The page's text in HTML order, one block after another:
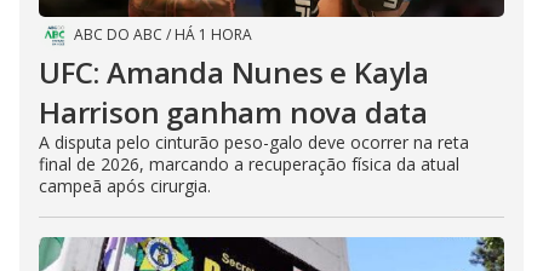
ABC DO ABC / HÁ 1 HORA
UFC: Amanda Nunes e Kayla
Harrison ganham nova data
A disputa pelo cinturão peso-galo deve ocorrer na reta
final de 2026, marcando a recuperação física da atual
campeã após cirurgia.